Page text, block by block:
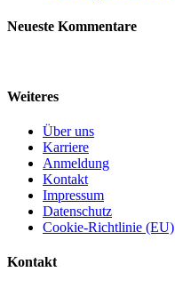
Neueste Kommentare
Weiteres
Über uns
Karriere
Anmeldung
Kontakt
Impressum
Datenschutz
Cookie-Richtlinie (EU)
Kontakt